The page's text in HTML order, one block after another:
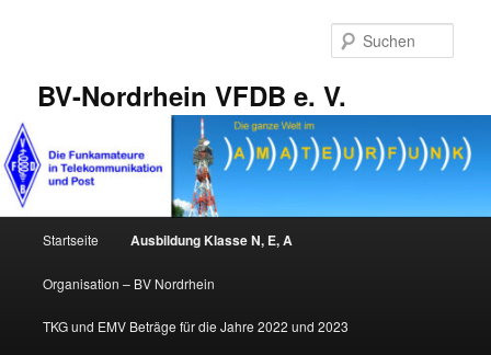
BV-Nordrhein VFDB e. V.
Startseite Ausbildung Klasse N, E, A
Organisation – BV Nordrhein
TKG und EMV Beträge für die Jahre 2022 und 2023